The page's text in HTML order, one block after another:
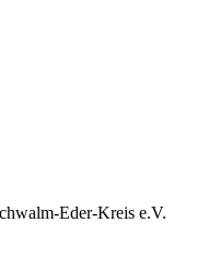
Eder-Kreis e.V.